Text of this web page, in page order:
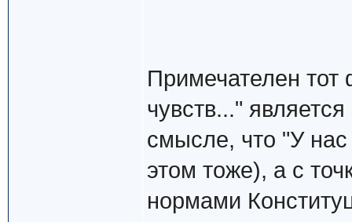
Примечателен тот
чувств..."
смысле, что "У нас
этом тоже), а с
нормами